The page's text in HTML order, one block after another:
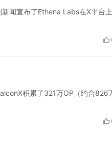
闻宣布了Ethena Labs在X平台
积累了321万OP（约合826